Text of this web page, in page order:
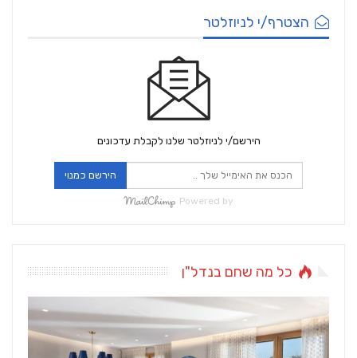
הצטרף/י לניוזלטר
הירשם/י לניוזלטר שלנו לקבלת עדכונים
הירשם כמנוי
Powered by
כל מה שחם בנדל"ן